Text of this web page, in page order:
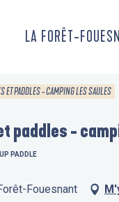
LA FORÊT-
ET PADDLES - CAMPING LES SAULES
paddles -
PADDLE
Fouesnant